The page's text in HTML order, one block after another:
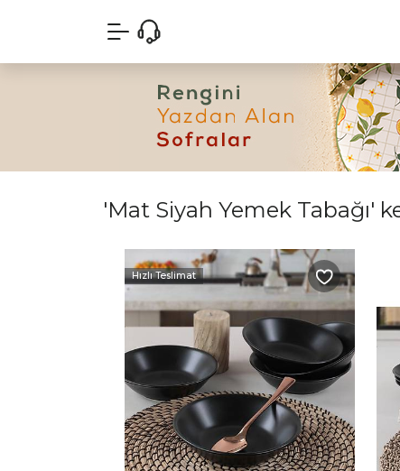
'Mat Siyah Yemek Tabağı'
Hızlı Teslimat